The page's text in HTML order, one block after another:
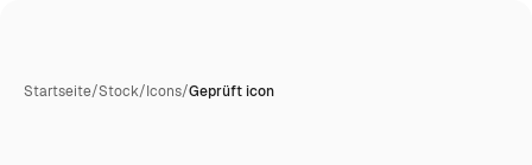
Startseite/Stock/Icons/Geprüft icon